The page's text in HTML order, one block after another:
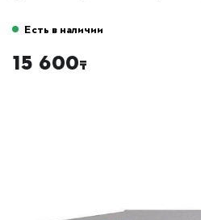
Есть в наличии
15 600₸